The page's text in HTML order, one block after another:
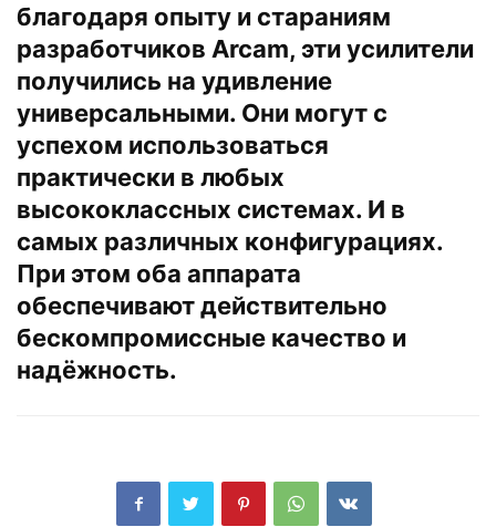
благодаря опыту и стараниям
разработчиков Arcam, эти усилители
получились на удивление
универсальными. Они могут с
успехом использоваться
практически в любых
высококлассных системах. И в
самых различных конфигурациях.
При этом оба аппарата
обеспечивают действительно
бескомпромиссные качество и
надёжность.